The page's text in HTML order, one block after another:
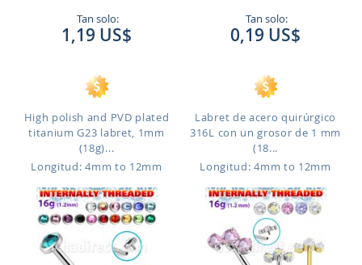
Tan solo:
1,19 US$
High polish and PVD plated
titanium G23 labret, 1mm
(18g)...
Longitud: 4mm to 12mm
Tan solo:
0,19 US$
Labret de acero quirúrgico
316L con un grosor de 1 mm
(18...
Longitud: 4mm to 12mm